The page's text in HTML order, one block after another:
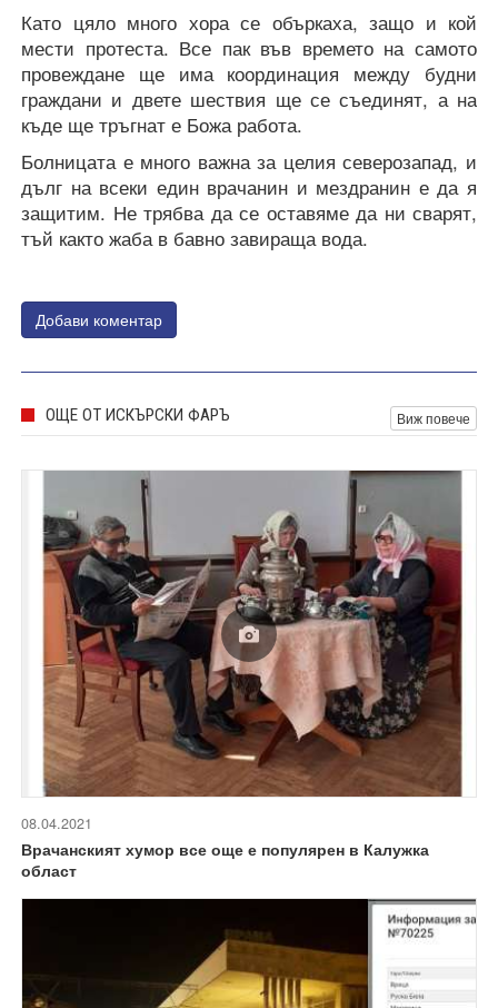
Като цяло много хора се объркаха, защо и кой
мести протеста. Все пак във времето на самото
провеждане ще има координация между будни
граждани и двете шествия ще се съединят, а на
къде ще тръгнат е Божа работа.
Болницата е много важна за целия северозапад, и
дълг на всеки един врачанин и мездранин е да я
защитим. Не трябва да се оставяме да ни сварят,
тъй както жаба в бавно завираща вода.
Добави коментар
ОЩЕ ОТ ИСКЪРСКИ ФАРЪ Виж повече
08.04.2021
Врачанският хумор все още е популярен в Калужка
област